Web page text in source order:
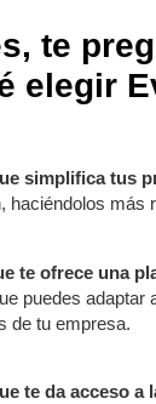
te
elegir
simplifica tus
haciéndolos más
te ofrece una
puedes adaptar
de tu empresa.
te da acceso a